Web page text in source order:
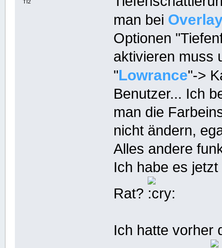
TI2
man bei
Optionen
aktivieren muss
"Lowrance"->
Benutzer... Ich
man die
nicht ändern,
Alles andere
Ich habe es
Rat?
Ich hatte vorher